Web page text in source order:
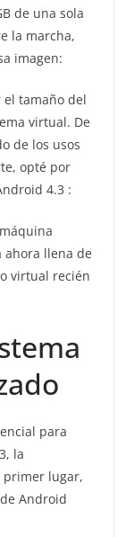
de una sola
la marcha,
imagen:
el tamaño del
virtual. De
de los usos
opté por
4.3 :
máquina
ahora llena de
virtual recién
para
la
primer lugar,
Android